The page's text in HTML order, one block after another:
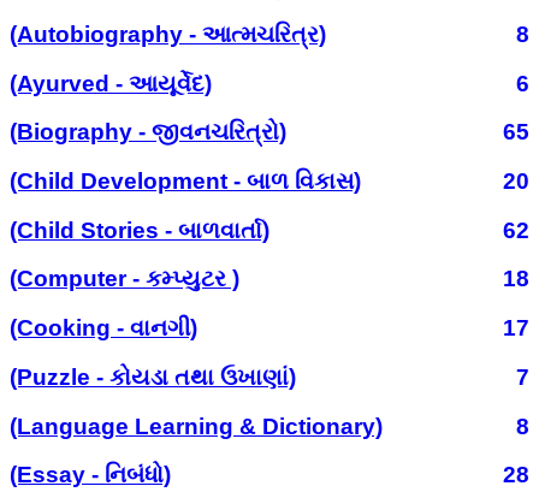
(Autobiography - આત્મચરિત્ર)
8
(Ayurved - આયૂર્વેદ)
6
(Biography - જીવનચરિત્રો)
65
(Child Development - બાળ વિકાસ)
20
(Child Stories - બાળવાર્તા)
62
(Computer - કમ્પ્યુટર )
18
(Cooking - વાનગી)
17
(Puzzle - કોયડા તથા ઉખાણાં)
7
(Language Learning & Dictionary)
8
(Essay - નિબંધો)
28